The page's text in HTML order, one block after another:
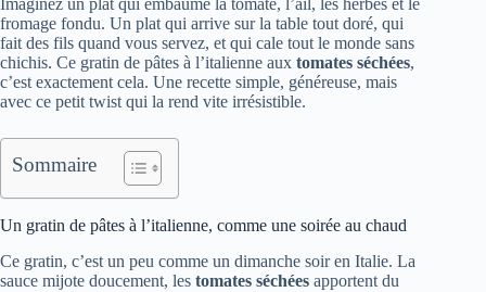
Imaginez un plat qui embaume la tomate, l’ail, les herbes et le
fromage fondu. Un plat qui arrive sur la table tout doré, qui
fait des fils quand vous servez, et qui cale tout le monde sans
chichis. Ce gratin de pâtes à l’italienne aux tomates séchées,
c’est exactement cela. Une recette simple, généreuse, mais
avec ce petit twist qui la rend vite irrésistible.
Sommaire
Un gratin de pâtes à l’italienne, comme une soirée au chaud
Ce gratin, c’est un peu comme un dimanche soir en Italie. La
sauce mijote doucement, les tomates séchées apportent du